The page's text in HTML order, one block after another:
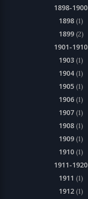
1898-1900
1898 (1)
1899 (2)
1901-1910
1903 (1)
1904 (1)
1905 (1)
1906 (1)
1907 (1)
1908 (1)
1909 (1)
1910 (1)
1911-1920
1911 (1)
1912 (1)